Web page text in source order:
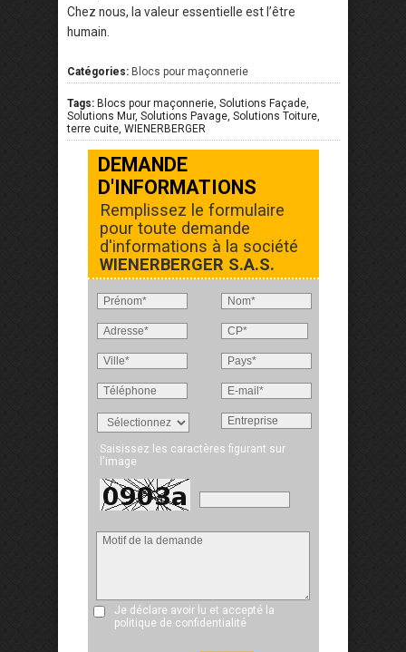
Chez nous, la valeur essentielle est l’être
humain.
Catégories: Blocs pour maçonnerie
Tags: Blocs pour maçonnerie, Solutions Façade,
Solutions Mur, Solutions Pavage, Solutions Toiture,
terre cuite, WIENERBERGER
DEMANDE
D'INFORMATIONS
Remplissez le formulaire
pour toute demande
d'informations à la société
WIENERBERGER S.A.S.
Saisissez les caractères figurant sur
l'image
Je déclare avoir lu et accepté la
politique de confidentialité